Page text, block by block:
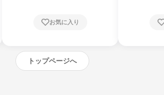
お気に入り
トップページへ